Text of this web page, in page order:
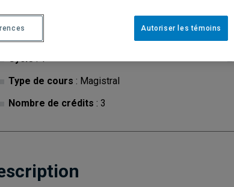
Cycle: 1
Type de cours : Magistral
Nombre de crédits : 3
Autoriser les témoins